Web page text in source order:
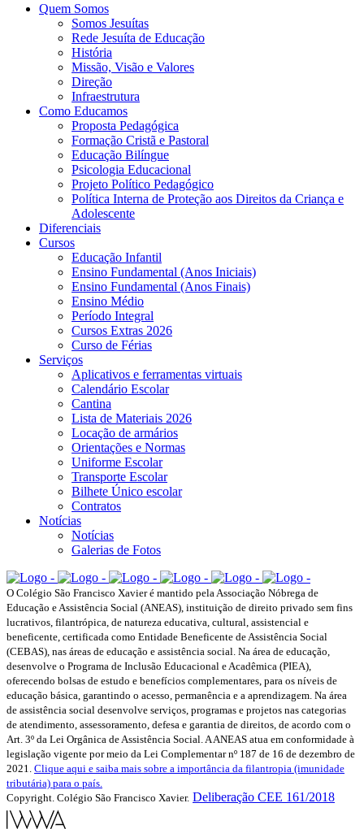
Quem Somos
Somos Jesuítas
Rede Jesuíta de Educação
História
Missão, Visão e Valores
Direção
Infraestrutura
Como Educamos
Proposta Pedagógica
Formação Cristã e Pastoral
Educação Bilíngue
Psicologia Educacional
Projeto Político Pedagógico
Política Interna de Proteção aos Direitos da Criança e
Adolescente
Diferenciais
Cursos
Educação Infantil
Ensino Fundamental (Anos Iniciais)
Ensino Fundamental (Anos Finais)
Ensino Médio
Período Integral
Cursos Extras 2026
Curso de Férias
Serviços
Aplicativos e ferramentas virtuais
Calendário Escolar
Cantina
Lista de Materiais 2026
Locação de armários
Orientações e Normas
Uniforme Escolar
Transporte Escolar
Bilhete Único escolar
Contratos
Notícias
Notícias
Galerias de Fotos
O Colégio São Francisco Xavier é mantido pela Associação Nóbrega de
Educação e Assistência Social (ANEAS), instituição de direito privado sem fins
lucrativos, filantrópica, de natureza educativa, cultural, assistencial e
beneficente, certificada como Entidade Beneficente de Assistência Social
(CEBAS), nas áreas de educação e assistência social. Na área de educação,
desenvolve o Programa de Inclusão Educacional e Acadêmica (PIEA),
oferecendo bolsas de estudo e benefícios complementares, para os níveis de
educação básica, garantindo o acesso, permanência e a aprendizagem. Na área
de assistência social desenvolve serviços, programas e projetos nas categorias
de atendimento, assessoramento, defesa e garantia de direitos, de acordo com o
Art. 3º da Lei Orgânica de Assistência Social. A ANEAS atua em conformidade à
legislação vigente por meio da Lei Complementar nº 187 de 16 de dezembro de
2021. Clique aqui e saiba mais sobre a importância da filantropia (imunidade
tributária) para o país.
Copyright. Colégio São Francisco Xavier. Deliberação CEE 161/2018